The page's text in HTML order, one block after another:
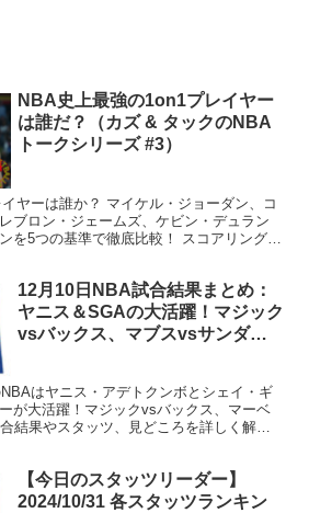
NBA史上最強の1on1プレイヤー
は誰だ？（カズ & タックのNBA
トークシリーズ #3）
ヤーは誰か？ マイケル・ジョーダン、コ
ブロン・ジェームズ、ケビン・デュラン
を5つの基準で徹底比較！ スコアリング
12月10日NBA試合結果まとめ：
ヤニス＆SGAの大活躍！マジック
vsバックス、マブスvsサンダー
はヤニス・アデトクンボとシェイ・ギ
が大活躍！マジックvsバックス、マーベ
結果やスタッツ、見どころを詳しく解説
【今日のスタッツリーダー】
2024/10/31 各スタッツランキン